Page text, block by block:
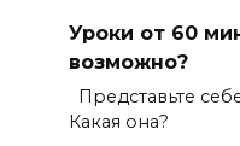
Уроки от 60
возможно?
Представьте
Какая она?